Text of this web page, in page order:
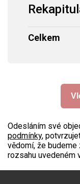
Celkem
Odesláním své
podmínky,
vědomí, že
rozsahu uvedeném